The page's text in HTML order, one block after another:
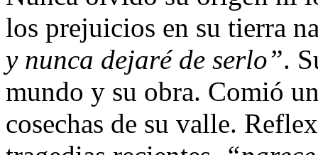
los prejuicios en su tierra
y nunca dejaré de serlo”.
mundo y su obra. Comió
cosechas de su valle.